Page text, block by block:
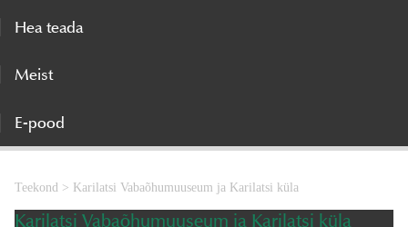
Hea teada
Meist
E-pood
Teekond > Karilatsi Vabaõhumuuseum ja Karilatsi küla
Karilatsi Vabaõhumuuseum ja Karilatsi küla